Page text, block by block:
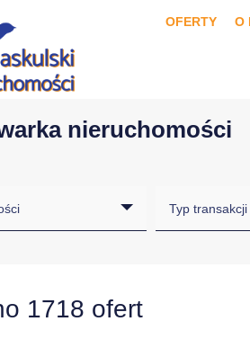
OFERTY O
nieruchomości
Typ transakcji
1718 ofert